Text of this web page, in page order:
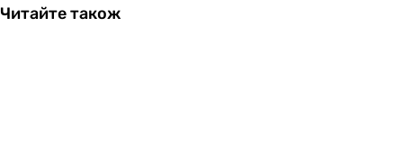
Читайте також